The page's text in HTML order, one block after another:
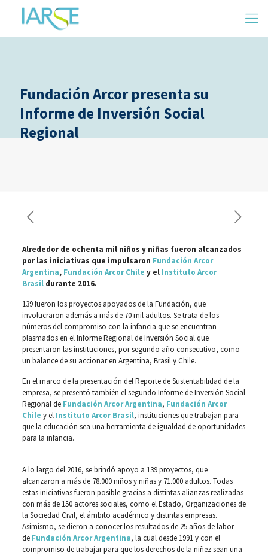
Fundación Arcor presenta su
Informe de Inversión Social
Regional
Alrededor de ochenta mil niños y niñas fueron alcanzados
por las iniciativas que impulsaron Fundación Arcor
Argentina, Fundación Arcor Chile y el Instituto Arcor
Brasildurante 2016.
139 fueron los proyectos apoyados de la Fundación, que
involucraron además a más de 70 mil adultos. Se trata de los
números del compromiso con la infancia que se encuentran
plasmados en el Informe Regional de Inversión Social que
presentaron las instituciones, por segundo año consecutivo, como
un balance de su accionar en Argentina, Brasil y Chile.
En el marco de la presentación del Reporte de Sustentabilidad de la
empresa, se presentó también el segundo Informe de Inversión Social
Regional de Fundación Arcor Argentina, Fundación Arcor
Chile y el Instituto Arcor Brasil, instituciones que trabajan para
que la educación sea una herramienta de igualdad de oportunidades
para la infancia.
A lo largo del 2016, se brindó apoyo a 139 proyectos, que
alcanzaron a más de 78.000 niños y niñas y 71.000 adultos. Todas
estas iniciativas fueron posible gracias a distintas alianzas realizadas
con más de 150 actores sociales, como el Estado, Organizaciones de
la Sociedad Civil, el ámbito académico y distintas empresas.
Asimismo, se dieron a conocer los resultados de 25 años de labor
de Fundación Arcor Argentina, la cual desde 1991 y con el
compromiso de trabajar para que los derechos de la niñez sean una